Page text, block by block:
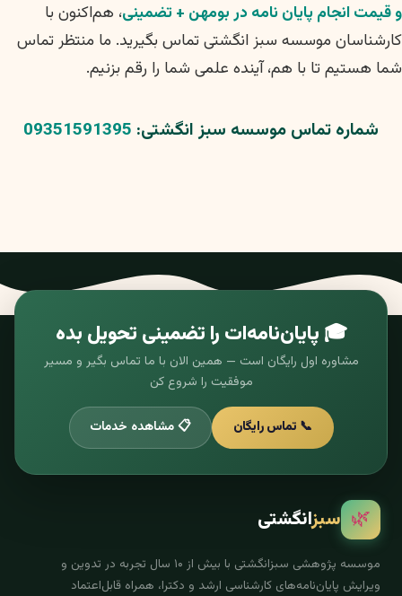
و قیمت انجام پایان نامه در بومهن + تضمینی، هم‌اکنون با
کارشناسان موسسه سبز انگشتی تماس بگیرید. ما منتظر تماس
شما هستیم تا با هم، آینده علمی شما را رقم بزنیم.
شماره تماس موسسه سبز انگشتی: 09351591395
🎓 پایان‌نامه‌ات را تضمینی تحویل بده
مشاوره اول رایگان است — همین الان با ما تماس بگیر و مسیر
موفقیت را شروع کن
📞 تماس رایگان 📋 مشاهده خدمات
🌿 سبزانگشتی
موسسه پژوهشی سبزانگشتی با بیش از ۱۰ سال تجربه در تدوین و
ویرایش پایان‌نامه‌های کارشناسی ارشد و دکترا، همراه قابل‌اعتماد